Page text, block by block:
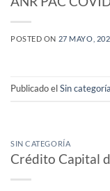
POSTED ON 27 MAYO,
Publicado elSin categoría
SIN CATEGORÍA
Crédito Capital